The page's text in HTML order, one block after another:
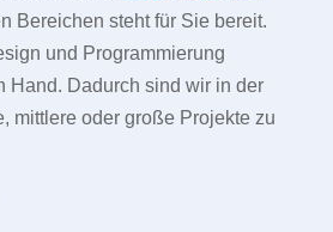
Bereichen steht für Sie bereit.
und Programmierung
Hand. Dadurch sind wir in der
mittlere oder große Projekte zu